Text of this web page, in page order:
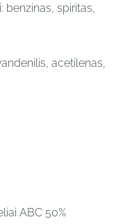
spiritas,
acetilenas,
ABC 50%